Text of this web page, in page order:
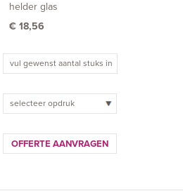
helder glas
€ 18,56
selecteer opdruk
OFFERTE AANVRAGEN